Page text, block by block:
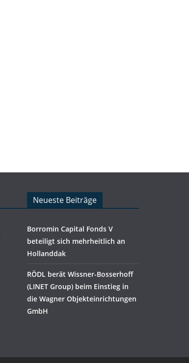
Neueste Beiträge
Borromin Capital Fonds V
beteiligt sich mehrheitlich an
Hollanddak
RÖDL berät Wissner-Bosserhoff
(LINET Group) beim Einstieg in
die Wagner Objekteinrichtungen
GmbH